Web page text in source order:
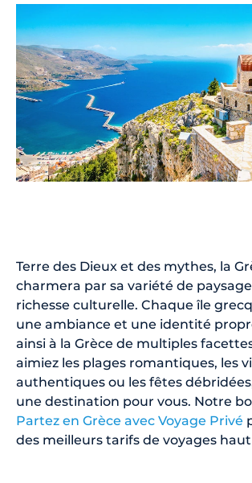
Terre des Dieux et des mythes, la
charmera par sa variété de
richesse culturelle. Chaque île
une ambiance et une identité
ainsi à la Grèce de multiples
aimiez les plages romantiques, les
authentiques ou les fêtes
une destination pour vous. Notre
Partez en Grèce avec Voyage Privé
des meilleurs tarifs de voyages